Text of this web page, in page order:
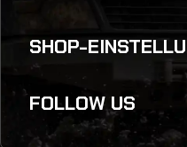
SHOP-
FOLLOW US